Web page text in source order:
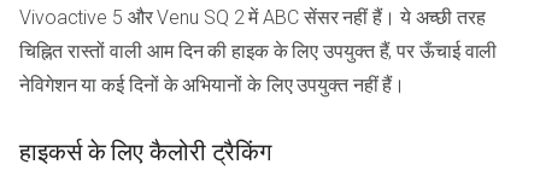
Vivoactive 5 और Venu SQ 2 में ABC सेंसर नहीं हैं। ये अच्छी तरह
चिह्नित रास्तों वाली आम दिन की हाइक के लिए उपयुक्त हैं, पर ऊँचाई वाली
नेविगेशन या कई दिनों के अभियानों के लिए उपयुक्त नहीं हैं।
हाइकर्स के लिए कैलोरी ट्रैकिंग